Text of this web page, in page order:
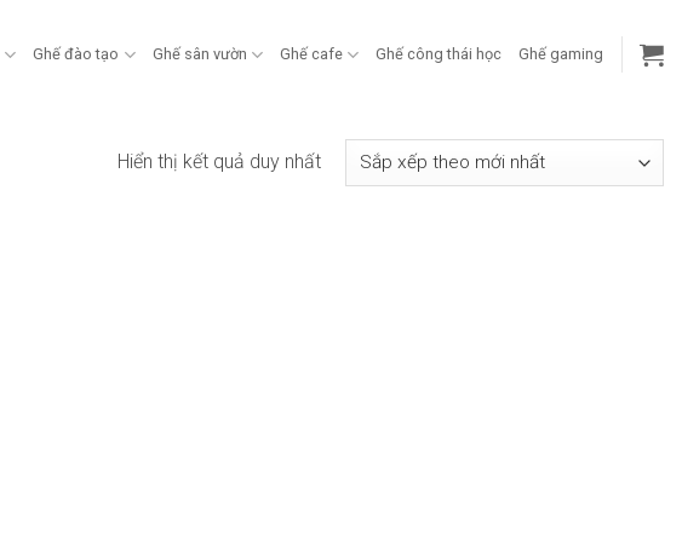
Ghế đào tạo Ghế sân vườn Ghế cafe Ghế công thái học Ghế gaming
Hiển thị kết quả duy nhất